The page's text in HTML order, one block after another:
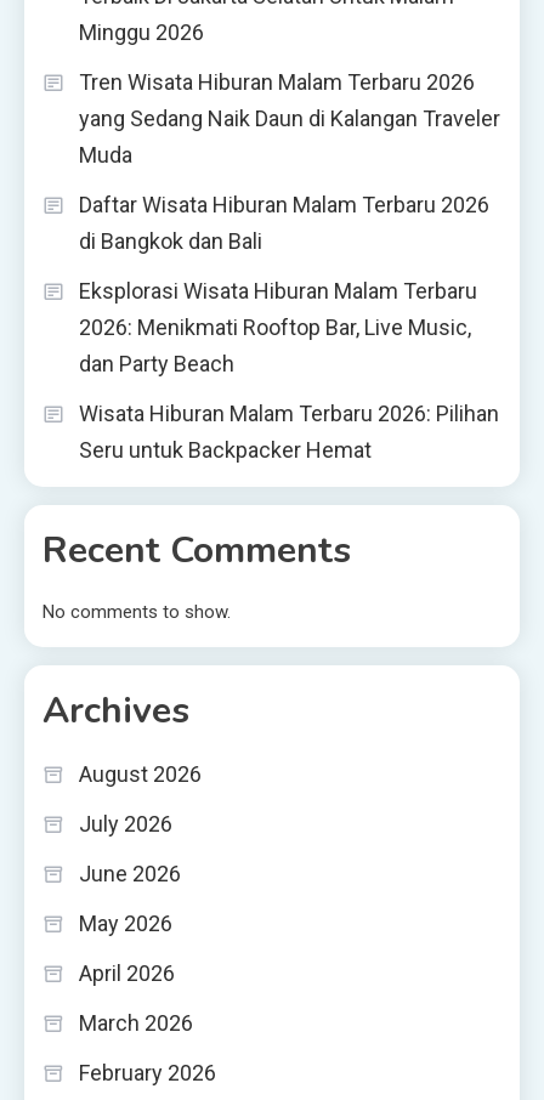
Minggu 2026
Tren Wisata Hiburan Malam Terbaru 2026
yang Sedang Naik Daun di Kalangan Traveler
Muda
Daftar Wisata Hiburan Malam Terbaru 2026
di Bangkok dan Bali
Eksplorasi Wisata Hiburan Malam Terbaru
2026: Menikmati Rooftop Bar, Live Music,
dan Party Beach
Wisata Hiburan Malam Terbaru 2026: Pilihan
Seru untuk Backpacker Hemat
Recent Comments
No comments to show.
Archives
August 2026
July 2026
June 2026
May 2026
April 2026
March 2026
February 2026